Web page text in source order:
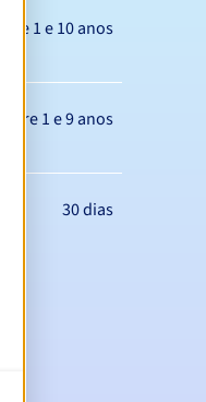
Entre 1 e 10 anos
Entre 1 e 9 anos
30 dias